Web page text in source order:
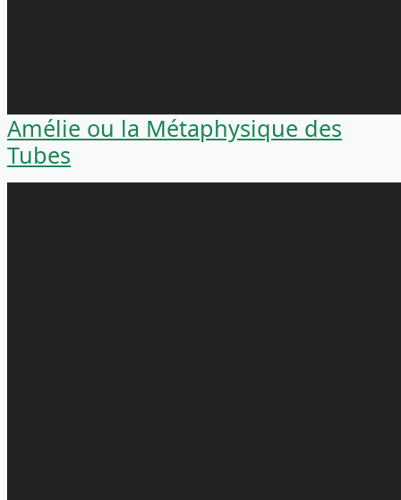
Amélie ou la Métaphysique des
Tubes